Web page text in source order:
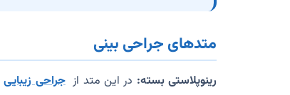
متدهای جراحی بینی
رینوپلاستی بسته: در این متد از جراحی زیبایی